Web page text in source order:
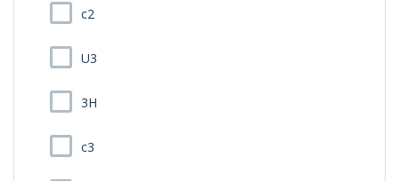
c2
U3
3H
c3